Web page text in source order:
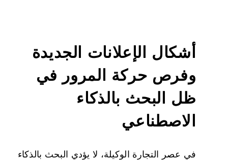
أشكال الإعلانات الجديدة
وفرص حركة المرور في
ظل البحث بالذكاء
الاصطناعي
في عصر التجارة الوكيلة، لا يؤدي البحث بالذكاء